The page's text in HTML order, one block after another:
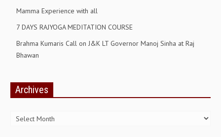
Mamma Experience with all
7 DAYS RAJYOGA MEDITATION COURSE
Brahma Kumaris Call on J&K LT Governor Manoj Sinha at Raj
Bhawan
Archives